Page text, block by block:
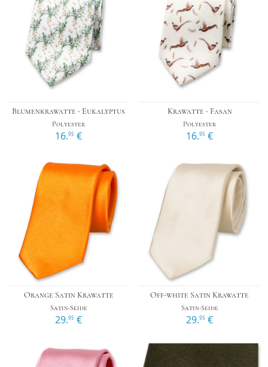
Blumenkrawatte - Eukalyptus
Polyester
16.95 €
Krawatte - Fasan
Polyester
16.95 €
Orange Satin Krawatte
Satin-Seide
29.95 €
Off-white Satin Krawatte
Satin-Seide
29.95 €